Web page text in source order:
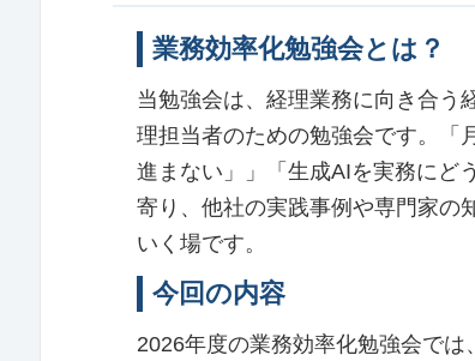
業務効率化勉強会とは？
当勉強会は、経理業務に向き合う
理担当者のための勉強会です。「
進まない」」「生成AIを実務にど
寄り、他社の実践事例や専門家の
いく場です。
今回の内容
2026年度の業務効率化勉強会で